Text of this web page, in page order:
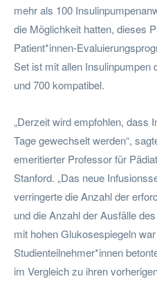
mehr als 100
die Möglichkeit hatten, dieses
Patient*innen-
Set ist mit allen Insulinpumpen
und 700 kompatibel.
„Derzeit wird empfohlen, dass
Tage gewechselt werden“,
emeritierter Professor für
Stanford. „Das neue
verringerte die Anzahl der
und die Anzahl der Ausfälle
mit hohen Glukosespiegeln
Studienteilnehmer*innen
im Vergleich zu ihren